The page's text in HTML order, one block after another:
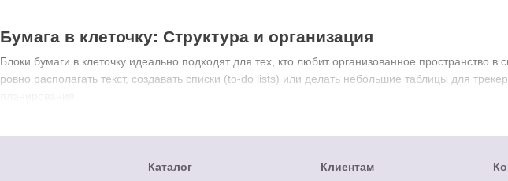
Бумага в клеточку: Структура и организация
Блоки бумаги в клеточку идеально подходят для тех, кто любит организованное пространство
ровно располагать текст, создавать списки (to-do lists) или делать небольшие таблицы для
Каталог Клиентам